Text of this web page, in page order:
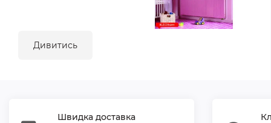
Дивитись
Швидка доставка